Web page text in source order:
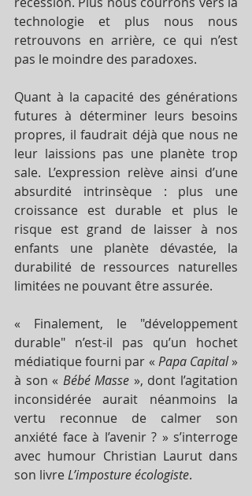
technologie et plus nous nous
retrouvons en arrière, ce qui n’est
pas le moindre des paradoxes.
Quant à la capacité des générations
futures à déterminer leurs besoins
propres, il faudrait déjà que nous ne
leur laissions pas une planète trop
sale. L’expression relève ainsi d’une
absurdité intrinsèque : plus une
croissance est durable et plus le
risque est grand de laisser à nos
enfants une planète dévastée, la
durabilité de ressources naturelles
limitées ne pouvant être assurée.
« Finalement, le "développement
durable" n’est-il pas qu’un hochet
médiatique fourni par « Papa Capital »
à son « Bébé Masse », dont l’agitation
inconsidérée aurait néanmoins la
vertu reconnue de calmer son
anxiété face à l’avenir ? » s’interroge
avec humour Christian Laurut dans
son livre L’imposture écologiste.